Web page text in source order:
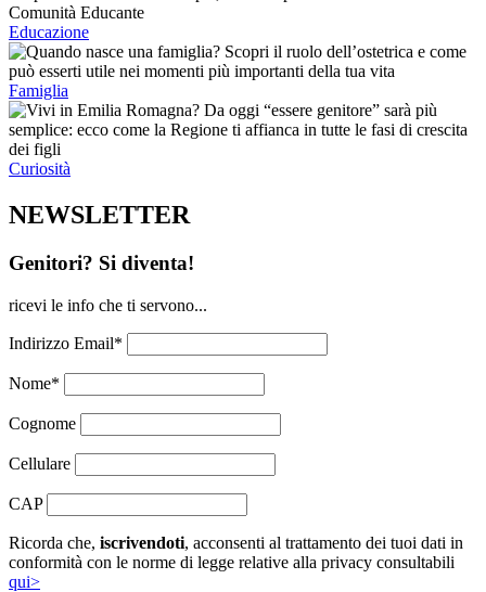
Educazione
Famiglia
Curiosità
NEWSLETTER
Genitori? Si diventa!
ricevi le info che ti servono...
Indirizzo Email*
Nome*
Cognome
Cellulare
CAP
Ricorda che, iscrivendoti, acconsenti al trattamento dei tuoi dati in
conformità con le norme di legge relative alla privacy consultabili
qui>